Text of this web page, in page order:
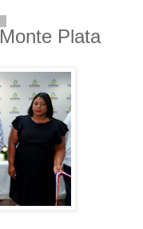
Plata